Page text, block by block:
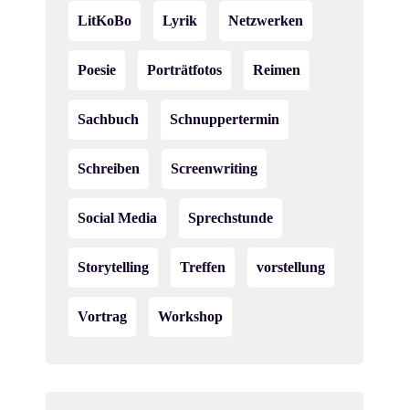
LitKoBo Lyrik Netzwerken
Poesie Porträtfotos Reimen
Sachbuch Schnuppertermin
Schreiben Screenwriting
Social Media Sprechstunde
Storytelling Treffen vorstellung
Vortrag Workshop